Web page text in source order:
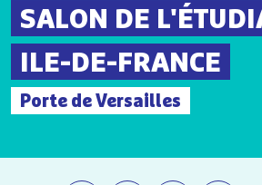
SALON DE
ILE-DE-FRANCE
Porte de Versailles